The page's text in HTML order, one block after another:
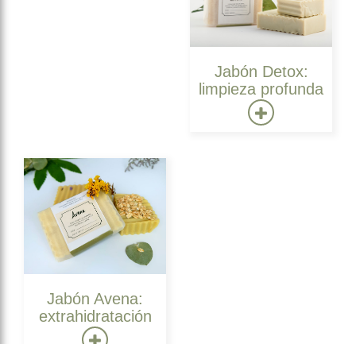
Jabón Detox:
limpieza profunda
Jabón Avena:
extrahidratación